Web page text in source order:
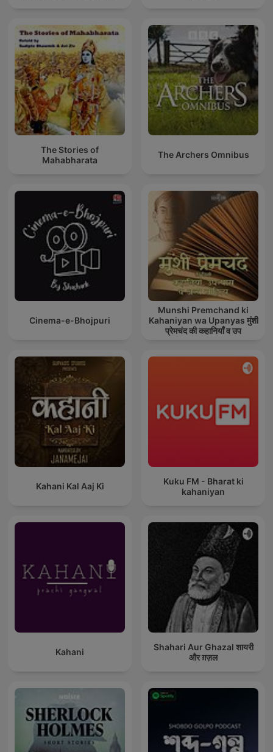
The Stories of
Mahabharata
The Archers Omnibus
Cinema-e-Bhojpuri
Munshi Premchand ki
Kahaniyan wa Upanyas मुंशी
प्रेमचंद की कहानियाँ व उप
Kahani Kal Aaj Ki
Kuku FM - Bharat ki
kahaniyan
Kahani
Shahari Aur Ghazal शायरी
और ग़ज़ल